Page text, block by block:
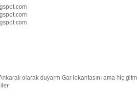
olarak duyarm Gar lokantasını ama hiç